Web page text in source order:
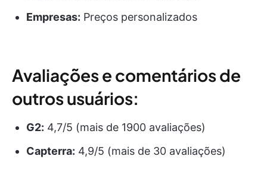
Empresas: Preços personalizados
Avaliações e comentários de
outros usuários:
G2: 4,7/5 (mais de 1900 avaliações)
Capterra: 4,9/5 (mais de 30 avaliações)